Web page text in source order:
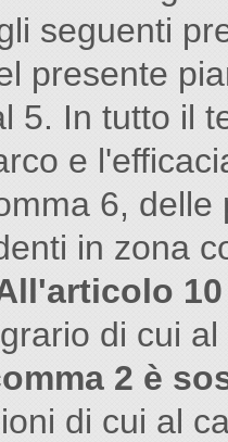
seguenti
presente
5. In tutto il
e
6,
in zona
di cui
2 è
di cui al